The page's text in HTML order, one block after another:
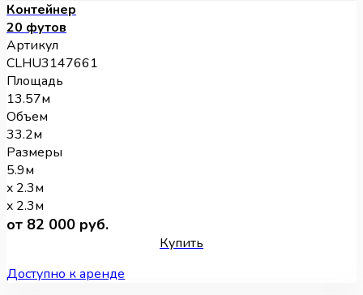
Контейнер
20 футов
Артикул
CLHU3147661
Площадь
13.57м
Объем
33.2м
Размеры
5.9м
x 2.3м
x 2.3м
от 82 000 руб.
Купить
Доступно к аренде